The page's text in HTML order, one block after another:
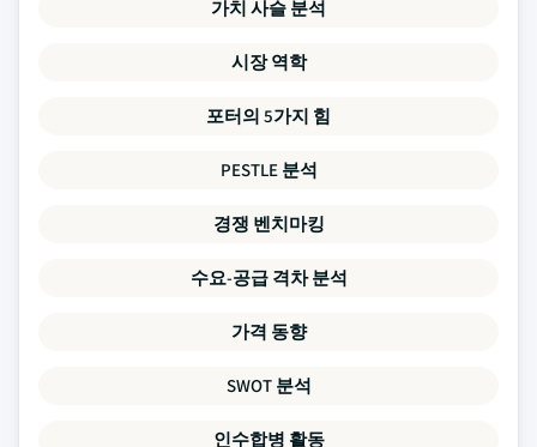
가치 사슬 분석
시장 역학
포터의 5가지 힘
PESTLE 분석
경쟁 벤치마킹
수요-공급 격차 분석
가격 동향
SWOT 분석
인수합병 활동